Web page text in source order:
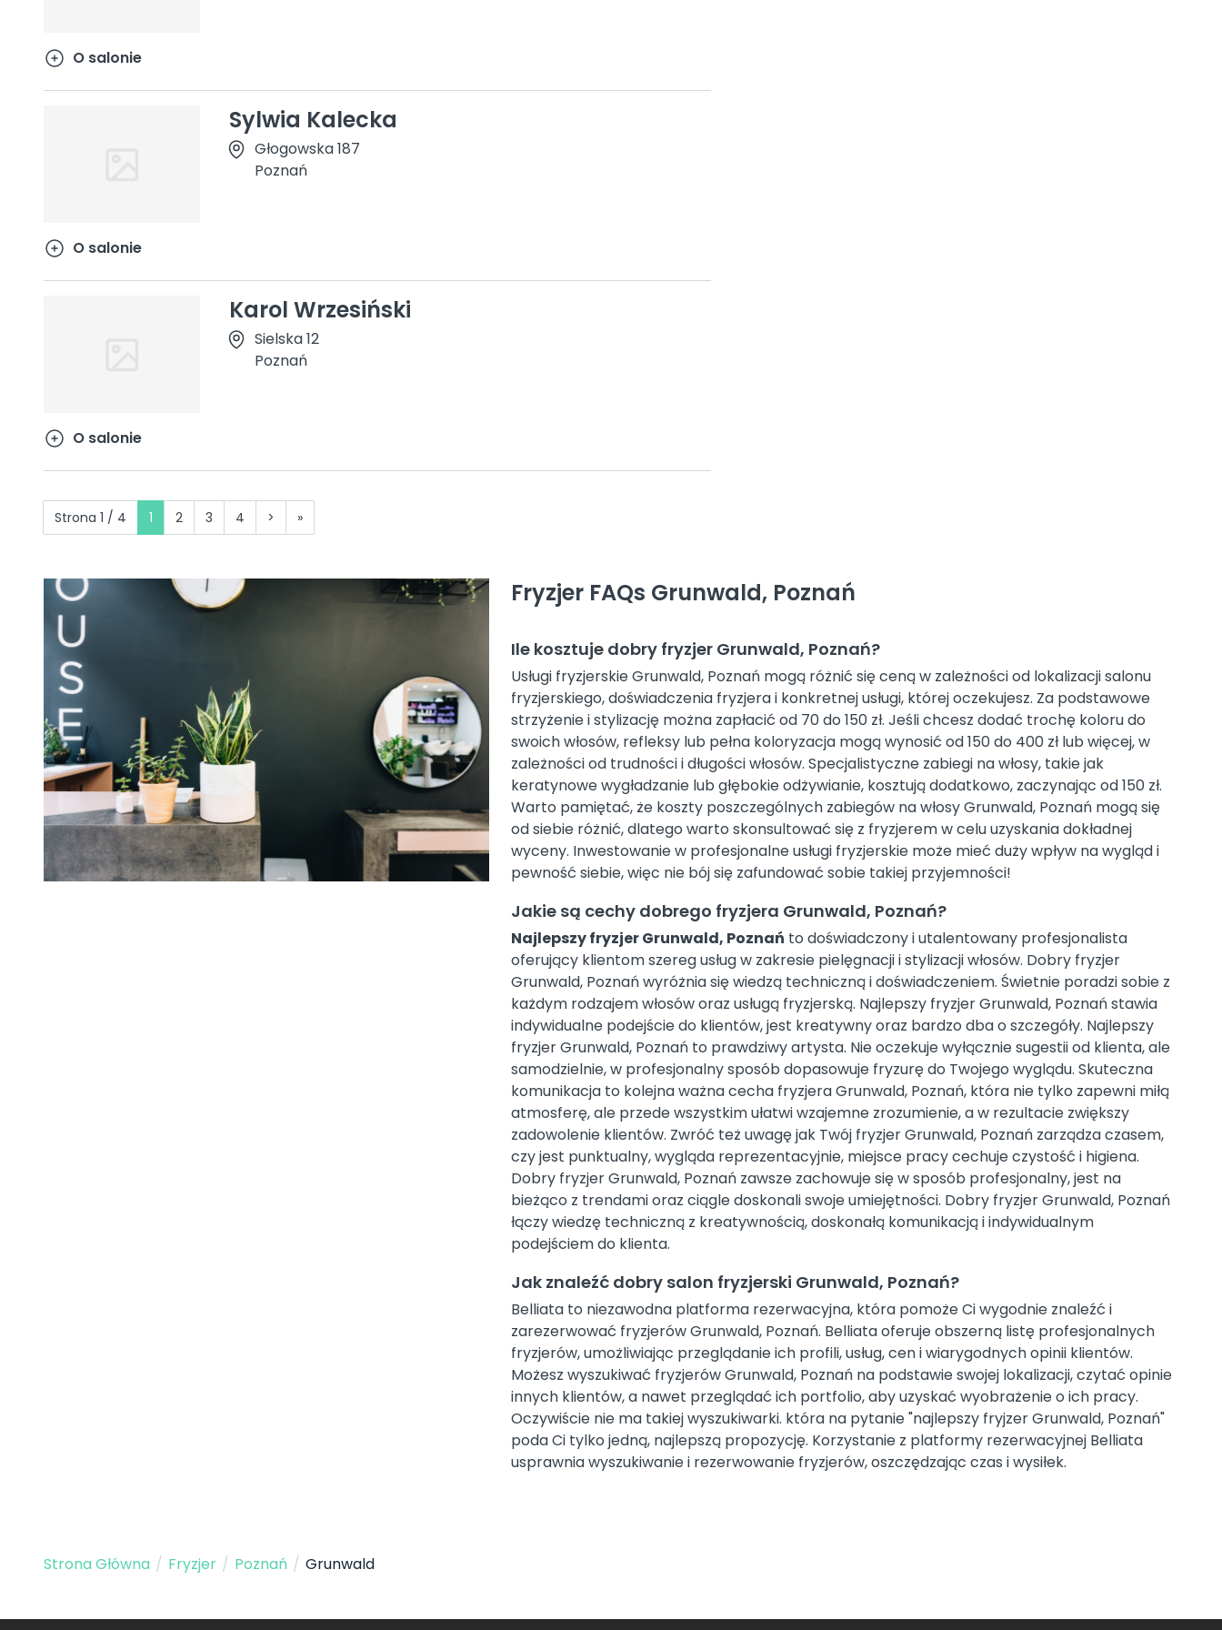
O salonie
Sylwia Kalecka
Głogowska 187
Poznań
O salonie
Karol Wrzesiński
Sielska 12
Poznań
O salonie
Strona 1 / 4 1 2 3 4 > »
Fryzjer FAQs Grunwald, Poznań
Ile kosztuje dobry fryzjer Grunwald, Poznań?
Usługi fryzjerskie Grunwald, Poznań mogą różnić się ceną w zależności od lokalizacji salonu
fryzjerskiego, doświadczenia fryzjera i konkretnej usługi, której oczekujesz. Za podstawowe
strzyżenie i stylizację można zapłacić od 70 do 150 zł. Jeśli chcesz dodać trochę koloru do
swoich włosów, refleksy lub pełna koloryzacja mogą wynosić od 150 do 400 zł lub więcej, w
zależności od trudności i długości włosów. Specjalistyczne zabiegi na włosy, takie jak
keratynowe wygładzanie lub głębokie odżywianie, kosztują dodatkowo, zaczynając od 150 zł.
Warto pamiętać, że koszty poszczególnych zabiegów na włosy Grunwald, Poznań mogą się
od siebie różnić, dlatego warto skonsultować się z fryzjerem w celu uzyskania dokładnej
wyceny. Inwestowanie w profesjonalne usługi fryzjerskie może mieć duży wpływ na wygląd i
pewność siebie, więc nie bój się zafundować sobie takiej przyjemności!
Jakie są cechy dobrego fryzjera Grunwald, Poznań?
Najlepszy fryzjer Grunwald, Poznań to doświadczony i utalentowany profesjonalista
oferujący klientom szereg usług w zakresie pielęgnacji i stylizacji włosów. Dobry fryzjer
Grunwald, Poznań wyróżnia się wiedzą techniczną i doświadczeniem. Świetnie poradzi sobie z
każdym rodzajem włosów oraz usługą fryzjerską. Najlepszy fryzjer Grunwald, Poznań stawia
indywidualne podejście do klientów, jest kreatywny oraz bardzo dba o szczegóły. Najlepszy
fryzjer Grunwald, Poznań to prawdziwy artysta. Nie oczekuje wyłącznie sugestii od klienta, ale
samodzielnie, w profesjonalny sposób dopasowuje fryzurę do Twojego wyglądu. Skuteczna
komunikacja to kolejna ważna cecha fryzjera Grunwald, Poznań, która nie tylko zapewni miłą
atmosferę, ale przede wszystkim ułatwi wzajemne zrozumienie, a w rezultacie zwiększy
zadowolenie klientów. Zwróć też uwagę jak Twój fryzjer Grunwald, Poznań zarządza czasem,
czy jest punktualny, wygląda reprezentacyjnie, miejsce pracy cechuje czystość i higiena.
Dobry fryzjer Grunwald, Poznań zawsze zachowuje się w sposób profesjonalny, jest na
bieżąco z trendami oraz ciągle doskonali swoje umiejętności. Dobry fryzjer Grunwald, Poznań
łączy wiedzę techniczną z kreatywnością, doskonałą komunikacją i indywidualnym
podejściem do klienta.
Jak znaleźć dobry salon fryzjerski Grunwald, Poznań?
Belliata to niezawodna platforma rezerwacyjna, która pomoże Ci wygodnie znaleźć i
zarezerwować fryzjerów Grunwald, Poznań. Belliata oferuje obszerną listę profesjonalnych
fryzjerów, umożliwiając przeglądanie ich profili, usług, cen i wiarygodnych opinii klientów.
Możesz wyszukiwać fryzjerów Grunwald, Poznań na podstawie swojej lokalizacji, czytać opinie
innych klientów, a nawet przeglądać ich portfolio, aby uzyskać wyobrażenie o ich pracy.
Oczywiście nie ma takiej wyszukiwarki. która na pytanie "najlepszy fryjzer Grunwald, Poznań"
poda Ci tylko jedną, najlepszą propozycję. Korzystanie z platformy rezerwacyjnej Belliata
usprawnia wyszukiwanie i rezerwowanie fryzjerów, oszczędzając czas i wysiłek.
Strona Główna / Fryzjer / Poznań / Grunwald